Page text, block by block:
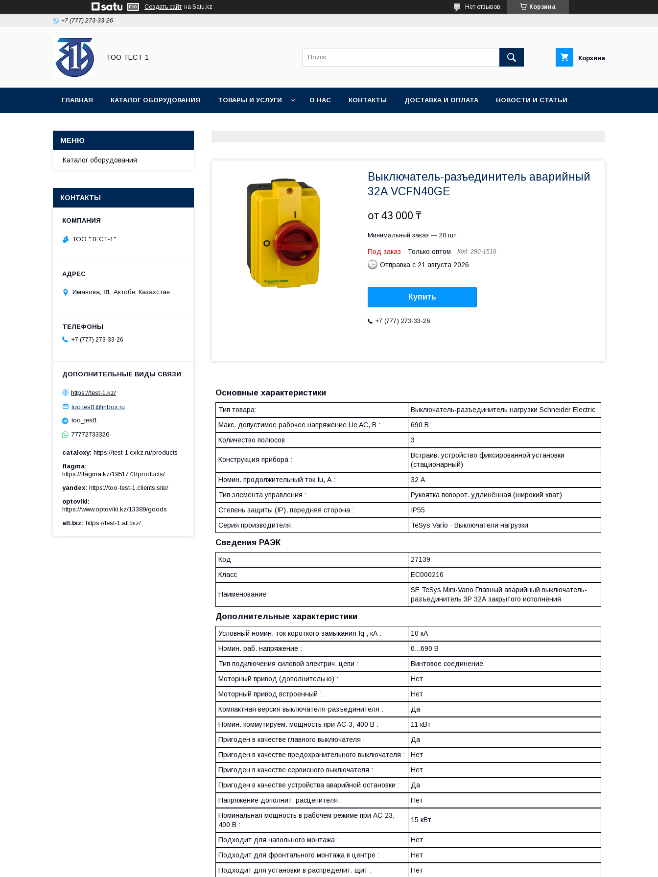
Создать сайт на Satu.kz Корзина
Нет отзывов,
+7 (777) 273-33-26
ТОО ТЕСТ-1 Корзина
ГЛАВНАЯ КАТАЛОГ ОБОРУДОВАНИЯ ТОВАРЫ И УСЛУГИ О НАС КОНТАКТЫ ДОСТАВКА И ОПЛАТА НОВОСТИ И СТАТЬИ
Выключатель-разъединитель аварийный
32А VCFN40GE
от43 000 ₸
Минимальный заказ — 20 шт.
Под заказ Только оптом Код: 290-1516
Отправка с 21 августа 2026
Купить
+7 (777) 273-33-26
Основные характеристики
Тип товара:
Выключатель-разъединитель нагрузки Schneider Electric
Макс. допустимое рабочее напряжение Ue AC, В :
690 В
Количество полюсов :
3
Конструкция прибора :
Встраив. устройство фиксированной установки
(стационарный)
Номин. продолжительный ток Iu, А :
32 А
Тип элемента управления :
Рукоятка поворот. удлинённая (широкий хват)
Степень защиты (IP), передняя сторона :
IP55
Серия производителя:
TeSys Vario - Выключатели нагрузки
Сведения РАЭК
Код
27139
Класс
EC000216
Наименование
SE TeSys Mini-Vario Главный аварийный выключатель-
разъединитель 3P 32А закрытого исполнения
Дополнительные характеристики
Условный номин. ток короткого замыкания Iq , кА :
10 кА
Номин. раб. напряжение :
0...690 В
Тип подключения силовой электрич. цепи :
Винтовое соединение
Моторный привод (дополнительно) :
Нет
Моторный привод встроенный :
Нет
Компактная версия выключателя-разъединителя :
Да
Номин. коммутируем. мощность при AC-3, 400 В :
11 кВт
Пригоден в качестве главного выключателя :
Да
Пригоден в качестве предохранительного выключателя :
Нет
Пригоден в качестве сервисного выключателя :
Нет
Пригоден в качестве устройства аварийной остановки :
Да
Напряжение дополнит. расцепителя :
Нет
Номинальная мощность в рабочем режиме при AC-23,
400 В :
15 кВт
Подходит для напольного монтажа :
Нет
Подходит для фронтального монтажа в центре :
Нет
Подходит для установки в распределит. щит :
Нет
Каталог оборудования
КОНТАКТЫ
ТОО "ТЕСТ-1"
Иманова, 81, Актобе, Казахстан
+7 (777) 273-33-26
https://test-1.kz/
too.test1@inbox.ru
too_test1
77772733326
cataloxy https://test-1.cxkz.ru/products
flagma
https://flagma.kz/1951773/products/
yandex https://too-test-1.clients.site/
optoviki
https://www.optoviki.kz/13389/goods
all.biz https://test-1.all.biz/